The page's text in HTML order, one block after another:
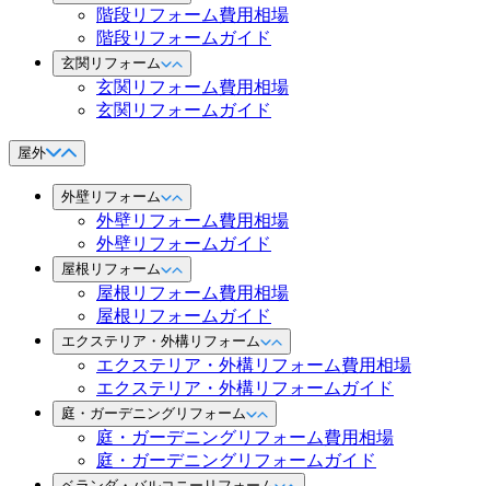
階段リフォーム費用相場
階段リフォームガイド
玄関リフォーム
玄関リフォーム費用相場
玄関リフォームガイド
屋外
外壁リフォーム
外壁リフォーム費用相場
外壁リフォームガイド
屋根リフォーム
屋根リフォーム費用相場
屋根リフォームガイド
エクステリア・外構リフォーム
エクステリア・外構リフォーム費用相場
エクステリア・外構リフォームガイド
庭・ガーデニングリフォーム
庭・ガーデニングリフォーム費用相場
庭・ガーデニングリフォームガイド